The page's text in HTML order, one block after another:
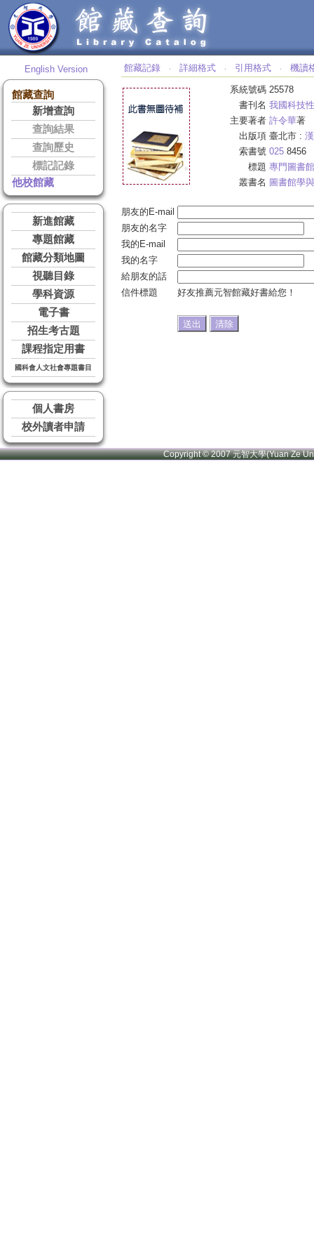
English Version
館藏查詢
新增查詢
查詢結果
查詢歷史
標記記錄
他校館藏
新進館藏
專題館藏
館藏分類地圖
視聽目錄
學科資源
電子書
招生考古題
課程指定用書
國科會人文社會專題書目
個人書房
校外讀者申請
館藏記錄 ‧ 詳細格式 ‧ 引用格式 ‧ 機讀
系統號碼 25578
書刊名 我國科技
主要著者 許令華著
出版項 臺北市 :
索書號 025 8456
標題 專門圖書館
叢書名 圖書館學
朋友的E-mail
朋友的名字
我的E-mail
我的名字
給朋友的話
信件標題
好友推薦元智館藏好書給您！
Copyright © 2007 元智大學(Yuan Ze